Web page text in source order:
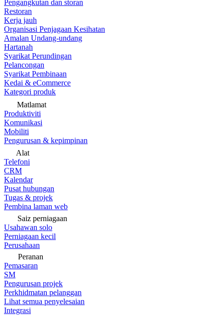
Pengangkutan dan storan
Restoran
Kerja jauh
Organisasi Penjagaan Kesihatan
Amalan Undang-undang
Hartanah
Syarikat Perundingan
Pelancongan
Syarikat Pembinaan
Kedai & eCommerce
Kategori produk
Matlamat
Produktiviti
Komunikasi
Mobiliti
Pengurusan & kepimpinan
Alat
Telefoni
CRM
Kalendar
Pusat hubungan
Tugas & projek
Pembina laman web
Saiz perniagaan
Usahawan solo
Perniagaan kecil
Perusahaan
Peranan
Pemasaran
SM
Pengurusan projek
Perkhidmatan pelanggan
Lihat semua penyelesaian
Integrasi